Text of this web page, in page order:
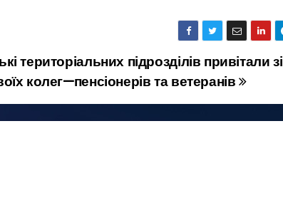
територіальних підрозділів привітали зі
колег—пенсіонерів та ветеранів